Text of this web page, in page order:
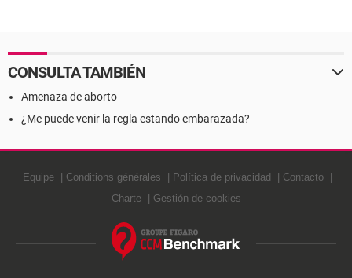
CONSULTA TAMBIÉN
Amenaza de aborto
¿Me puede venir la regla estando embarazada?
Equipe Conditions générales Política de privacidad
Contacto
Charte
Gestión de cookies